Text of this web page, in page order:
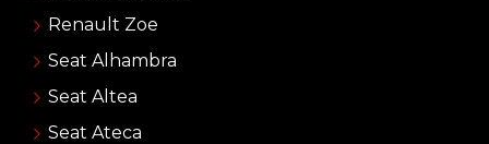
Renault Zoe
Seat Alhambra
Seat Altea
Seat Ateca